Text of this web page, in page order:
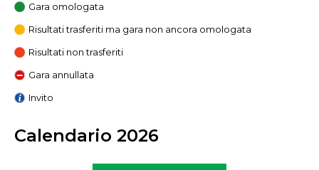
Gara omologata
Risultati trasferiti ma gara non ancora omologata
Risultati non trasferiti
Gara annullata
Invito
Calendario 2026